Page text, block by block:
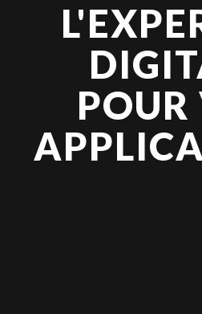
POUR